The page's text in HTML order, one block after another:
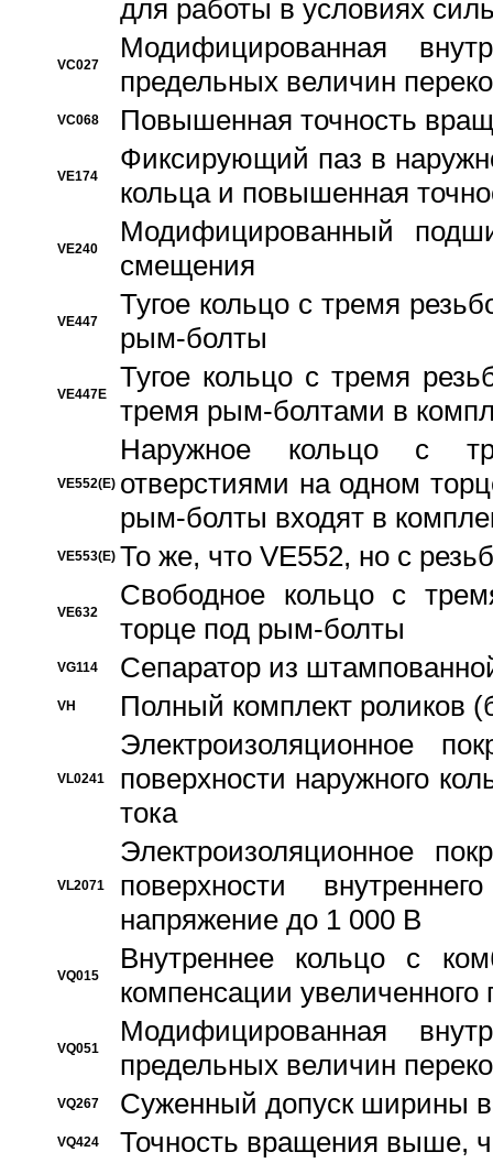
для работы в условиях
VC027
Модифицированная
предельных величин
VC068 Повышенная точность
VE174
Фиксирующий паз в
кольца и повышенная
VE240
Модифицированный
смещения
VE447
Тугое кольцо с тремя
рым-болты
VE447E
Тугое кольцо с тремя
тремя рым-болтами в
VE552(E)
Наружное кольцо с
отверстиями на одном
рым-болты входят в
VE553(E) То же, что VE552, но с
VE632
Свободное кольцо с
торце под рым-болты
VG114 Сепаратор из
VH Полный комплект роликов
VL0241
Электроизоляционное
поверхности наружного
тока
VL2071
Электроизоляционное
поверхности
напряжение до 1 000 В
VQ015
Bнутреннее кольцо с
компенсации увеличенного
VQ051
Модифицированная
предельных величин
VQ267 Суженный допуск ширины
VQ424 Точность вращения выше,